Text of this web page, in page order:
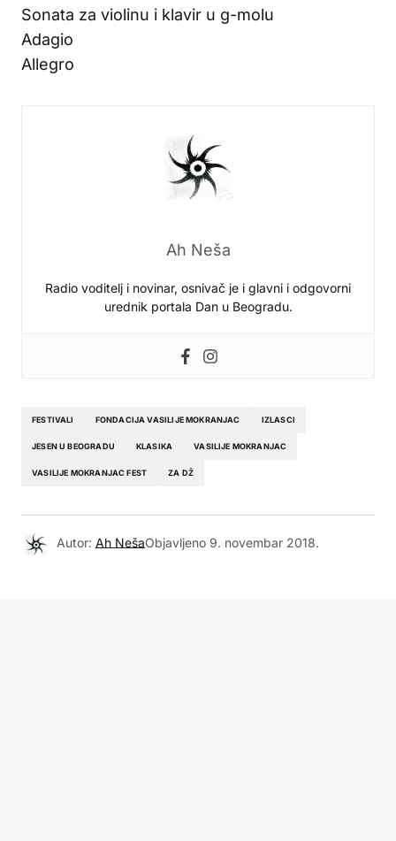
Sonata za violinu i klavir u g-molu
Adagio
Allegro
Ah Neša
Radio voditelj i novinar, osnivač je i glavni i odgovorni
urednik portala Dan u Beogradu.
FESTIVALI FONDACIJA VASILIJE MOKRANJAC IZLASCI
JESEN U BEOGRADU KLASIKA VASILIJE MOKRANJAC
VASILIJE MOKRANJAC FEST ZA DŽ
Autor: Ah NešaObjavljeno 9. novembar 2018.